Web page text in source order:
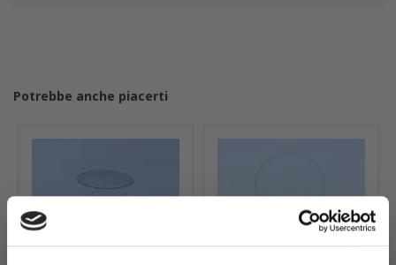
Potrebbe anche piacerti